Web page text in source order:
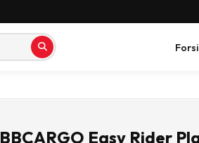
BBCARGO Easy Rider